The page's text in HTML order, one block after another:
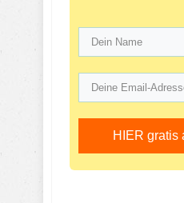
HIER gratis